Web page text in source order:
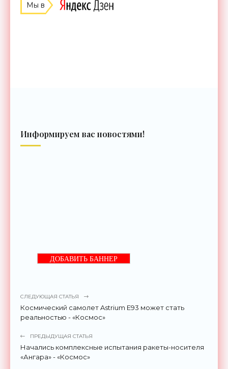
Мы в
Информируем вас новостями!
ДОБАВИТЬ БАННЕР
СЛЕДУЮЩАЯ СТАТЬЯ
Космический самолет Astrium E93 может стать
реальностью - «Космос»
ПРЕДЫДУЩАЯ СТАТЬЯ
Начались комплексные испытания ракеты-носителя
«Ангара» - «Космос»